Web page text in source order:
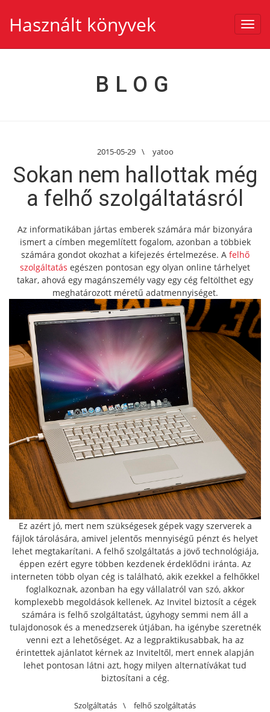
Használt könyvek
BLOG
2015-05-29 \ yatoo
Sokan nem hallottak még
a felhő szolgáltatásról
Az informatikában jártas emberek számára már bizonyára
ismert a címben megemlített fogalom, azonban a többiek
számára gondot okozhat a kifejezés értelmezése. A felhő
szolgáltatás egészen pontosan egy olyan online tárhelyet
takar, ahová egy magánszemély vagy egy cég feltölthet egy
meghatározott méretű adatmennyiséget.
Ez azért jó, mert nem szükségesek gépek vagy szerverek a
fájlok tárolására, amivel jelentős mennyiségű pénzt és helyet
lehet megtakarítani. A felhő szolgáltatás a jövő technológiája,
éppen ezért egyre többen kezdenek érdeklődni iránta. Az
interneten több olyan cég is található, akik ezekkel a felhőkkel
foglalkoznak, azonban ha egy vállalatról van szó, akkor
komplexebb megoldások kellenek. Az Invitel biztosít a cégek
számára is felhő szolgáltatást, úgyhogy semmi nem áll a
tulajdonosok és a menedzserek útjában, ha igénybe szeretnék
venni ezt a lehetőséget. Az a legpraktikusabbak, ha az
érintettek ajánlatot kérnek az Inviteltől, mert ennek alapján
lehet pontosan látni azt, hogy milyen alternatívákat tud
biztosítani a cég.
Szolgáltatás \ felhő szolgáltatás